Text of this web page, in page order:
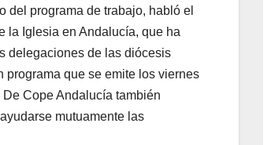
del programa de trabajo, habló el
la Iglesia en Andalucía, que ha
delegaciones de las diócesis
que se emite los viernes
Cope Andalucía también
mutuamente las